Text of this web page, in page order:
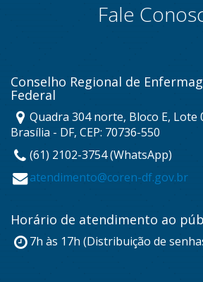
Fale
Conselho Regional de
Federal
Quadra 304 norte, Bloco E, Lote
Brasília - DF, CEP: 70736-550
(61) 2102-3754 (WhatsApp)
atendimento@coren-df.gov.br
Horário de atendimento ao
7h às 17h (Distribuição de